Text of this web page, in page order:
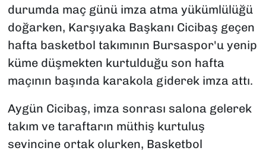
durumda maç günü imza atma yükümlülüğü
doğarken, Karşıyaka Başkanı Cicibaş geçen
hafta basketbol takımının Bursaspor'u yenip
küme düşmekten kurtulduğu son hafta
maçının başında karakola giderek imza attı.
Aygün Cicibaş, imza sonrası salona gelerek
takım ve taraftarın müthiş kurtuluş
sevincine ortak olurken, Basketbol